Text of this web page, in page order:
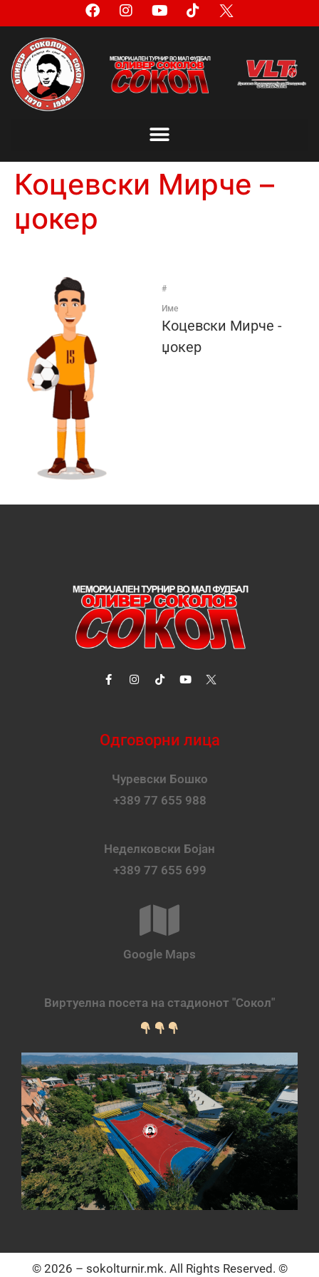
Коцевски Мирче –
џокер
#
Име
Коцевски Мирче -
џокер
Одговорни лица
Чуревски Бошко
+389 77 655 988
Неделковски Бојан
+389 77 655 699
Google Maps
Виртуелна посета на стадионот "Сокол"
© 2026 – sokolturnir.mk. All Rights Reserved. ©